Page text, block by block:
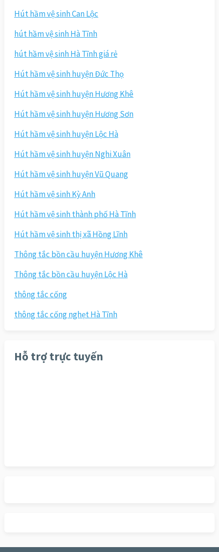
Hút hầm vệ sinh Can Lộc
hút hầm vệ sinh Hà Tĩnh
hút hầm vệ sinh Hà Tĩnh giá rẻ
Hút hầm vệ sinh huyện Đức Thọ
Hút hầm vệ sinh huyện Hương Khê
Hút hầm vệ sinh huyện Hương Sơn
Hút hầm vệ sinh huyện Lộc Hà
Hút hầm vệ sinh huyện Nghi Xuân
Hút hầm vệ sinh huyện Vũ Quang
Hút hầm vệ sinh Kỳ Anh
Hút hầm vệ sinh thành phố Hà Tĩnh
Hút hầm vệ sinh thị xã Hồng Lĩnh
Thông tắc bồn cầu huyện Hương Khê
Thông tắc bồn cầu huyện Lộc Hà
thông tắc cống
thông tắc cống nghẹt Hà Tĩnh
Hỗ trợ trực tuyến